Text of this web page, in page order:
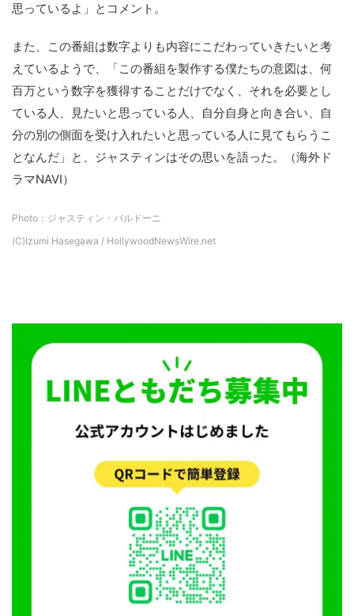
思っているよ」とコメント。
また、この番組は数字よりも内容にこだわっていきたいと考
えているようで、「この番組を製作する僕たちの意図は、何
百万という数字を獲得することだけでなく、それを必要とし
ている人、見たいと思っている人、自分自身と向き合い、自
分の別の側面を受け入れたいと思っている人に見てもらうこ
となんだ」と、ジャスティンはその思いを語った。（海外ド
ラマNAVI）
Photo：ジャスティン・バルドーニ
(C)Izumi Hasegawa / HollywoodNewsWire.net